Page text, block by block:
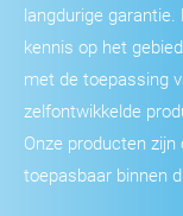
langdurige
kennis op het
met de toepassing
zelfontwikkelde
Onze producten
toepasbaar binnen